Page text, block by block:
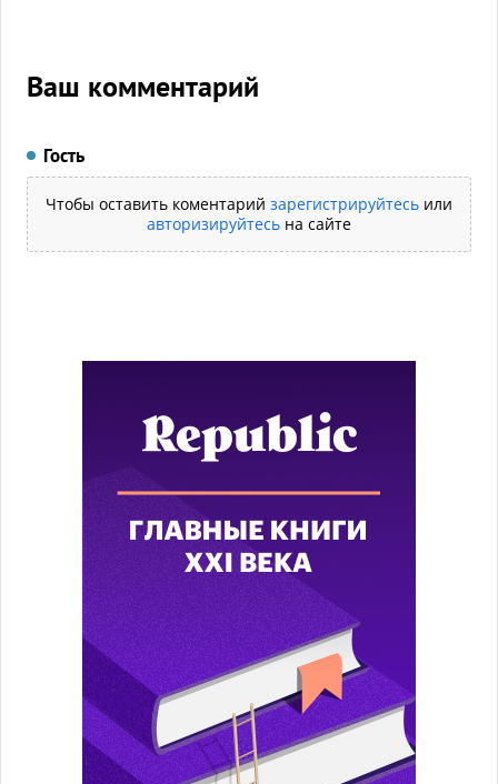
Ваш комментарий
Гость
Чтобы оставить коментарий зарегистрируйтесь или
авторизируйтесь на сайте